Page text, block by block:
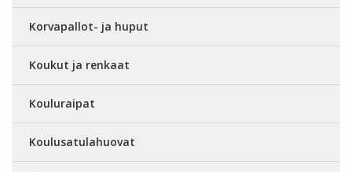
Korvapallot- ja huput
Koukut ja renkaat
Kouluraipat
Koulusatulahuovat